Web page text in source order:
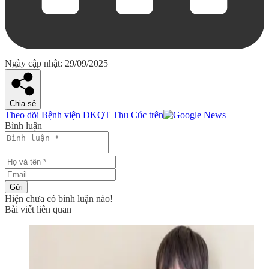
Ngày cập nhật: 29/09/2025
Chia sẻ
Theo dõi Bệnh viện ĐKQT Thu Cúc trên
Bình luận
Gửi
Hiện chưa có bình luận nào!
Bài viết liên quan